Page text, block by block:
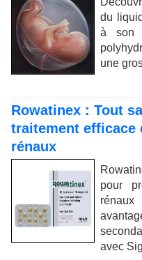
du
à son
une
Rowatinex : Tout
traitement efficace
rénaux
pour
rénaux
avec